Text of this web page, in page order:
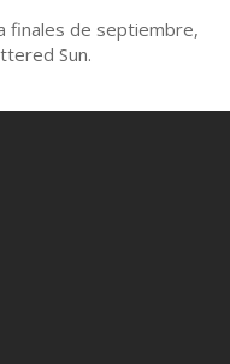
finales de septiembre,
Sun.